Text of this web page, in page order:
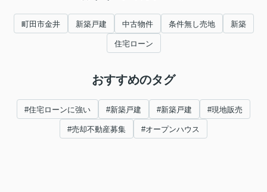
町田市金井 新築戸建 中古物件 条件無し売地 新築
住宅ローン
おすすめのタグ
#住宅ローンに強い #新築戸建 #新築戸建 #現地販売
#売却不動産募集 #オープンハウス